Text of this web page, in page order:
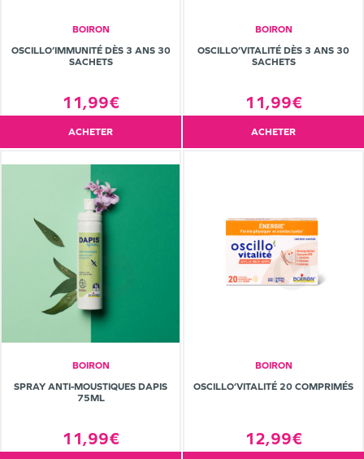
BOIRON
OSCILLO’IMMUNITÉ DÈS 3 ANS 30
SACHETS
11,99€
ACHETER
BOIRON
OSCILLO’VITALITÉ DÈS 3 ANS 30
SACHETS
11,99€
ACHETER
BOIRON
SPRAY ANTI-MOUSTIQUES DAPIS
75ML
11,99€
BOIRON
OSCILLO’VITALITÉ 20 COMPRIMÉS
12,99€